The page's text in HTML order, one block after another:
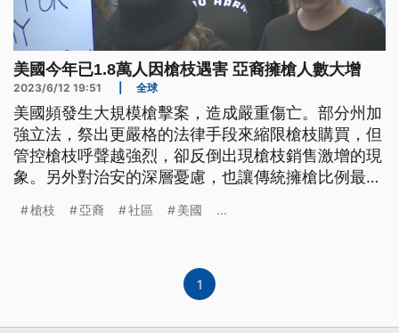
美國今年已1.8萬人因槍枝遇害 亞裔擁槍人數大增
2023/6/12 19:51 全球
美國頻發生大規模槍擊案，造成嚴重傷亡。部分州加
強立法，祭出更嚴格的法律手段來縮限槍枝購買，但
管控槍枝呼聲越強烈，卻反倒出現槍枝銷售激增的現
象。另外對治安的深層憂慮，也讓傳統擁槍比例最低
槍枝 亞裔 社區 美國 ...
1